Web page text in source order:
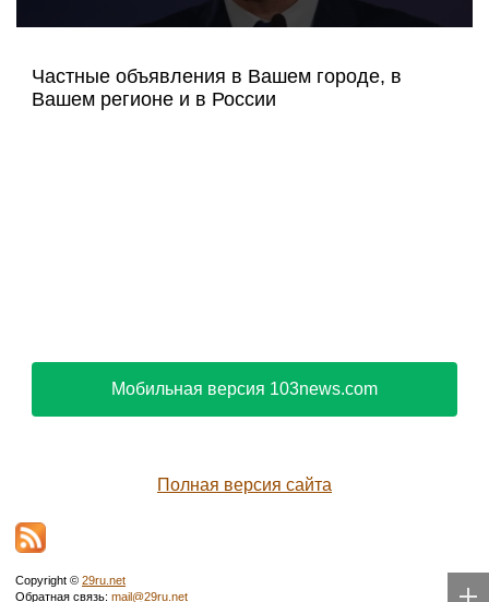
Частные объявления в Вашем городе, в
Вашем регионе и в России
Мобильная версия 103news.com
Полная версия сайта
Copyright © 29ru.net
Обратная связь: mail@29ru.net